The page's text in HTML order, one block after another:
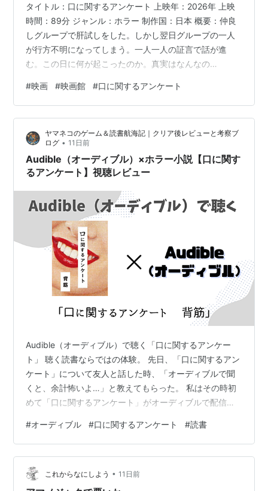
タイトル：口に関するアンケート 上映年：2026年 上映
時間：89分 ジャンル：ホラー 制作国：日本 概要：仲良
しグループで肝試しをした。しかし翌日グループの一人
が行方不明になってしまう。一人一人の証言で話が進
む。この日に何が起こったのか。真実はなんなの
一人にアンケート？供述？を聴いて話が進む。 徐々に明
らかになる当時の話。 楽しそうな肝試しだなー。 お墓で
楽しむんじゃないよ。 一人一人順番に大きな木に行って
次の人を呼び交代する。 男女で行けばロマンスが生まれ
るかも知れなかったのに！？ それがどうしてこんなこと
に・・・。…
#映画 #映画館 #口に関するアンケート
ヤマネコのゲーム＆読書航海記｜クリア後レビューと考察ブ
ログ • 11日前
Audible（オーディブル）×ホラー小説【口に関す
るアンケート】視聴レビュー
Audible（オーディブル）で聴く「口に関するアンケー
ト」 聴く読書ならではの体験。 先日、「口に関するアン
ケート」について友人と話した時、「オーディブルで聞
くと、余計怖いよ…」と教えてもらった。 私はその時初
めて「口に関するアンケート」がオーディブルで配信さ
のこと。 聴く読書なんだから音が聞こえるのはそりゃそ
うだ、と思うのだが、怖いと言っていたのは「効果音」
とのこと。 それを聞いて思い出したのが、昔、遊園地に
行ったときに、ヘッドホンをして怖い話を聞いて、足音
やお化けの声がサラウンドで聞こえるアトラクションが
#オーディブル #口に関するアンケート #読書
これからなにしよう • 11日前